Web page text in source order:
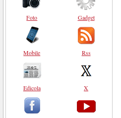
Foto
Mobile
Edicola
Gadget
Rss
X